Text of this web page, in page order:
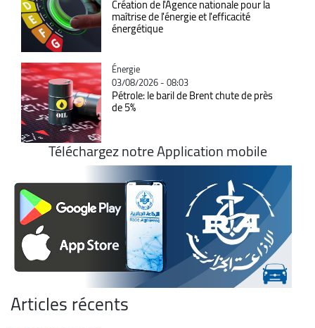
Création de l'Agence nationale pour la
maîtrise de l'énergie et l'efficacité
énergétique
Catégorie
Énergie
03/08/2026 - 08:03
Pétrole: le baril de Brent chute de près
de 5%
Téléchargez notre Application mobile
Articles récents